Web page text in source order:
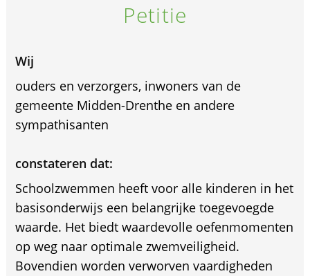
Petitie
Wij
ouders en verzorgers, inwoners van de
gemeente Midden-Drenthe en andere
sympathisanten
constateren dat:
Schoolzwemmen heeft voor alle kinderen in het
basisonderwijs een belangrijke toegevoegde
waarde. Het biedt waardevolle oefenmomenten
op weg naar optimale zwemveiligheid.
Bovendien worden verworven vaardigheden